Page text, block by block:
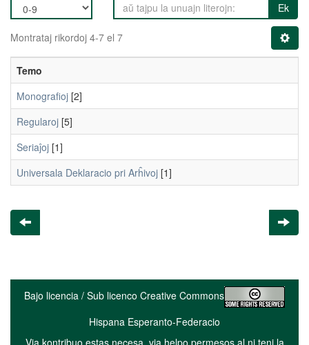
Ek
Montrataj rikordoj 4-7 el 7
Temo
Monografioj [2]
Regularoj [5]
Seriaĵoj [1]
Universala Deklaracio pri Arĥivoj [1]
Bajo licencia / Sub licenco Creative Commons
Hispana Esperanto-Federacio
Via kontribuo estas necesa, via helpo permesos al ni teni la